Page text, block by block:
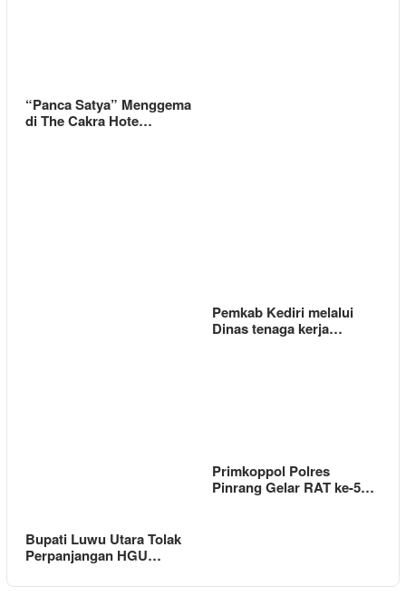
“Panca Satya” Menggema
di The Cakra Hote…
Pemkab Kediri melalui
Dinas tenaga kerja…
Bupati Luwu Utara Tolak
Perpanjangan HGU…
Primkoppol Polres
Pinrang Gelar RAT ke-5…